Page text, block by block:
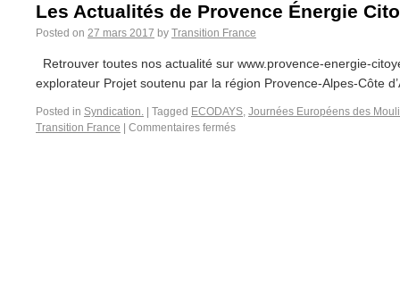
Les Actualités de Provence Énergie
Posted on 27 mars 2017 by Transition France
Retrouver toutes nos actualité sur www.provence-energie-
explorateur Projet soutenu par la région Provence-Alpes-Côte
Posted in Syndication. Tagged ECODAYS, Journées Européens des
Transition France
Commentaires fermés